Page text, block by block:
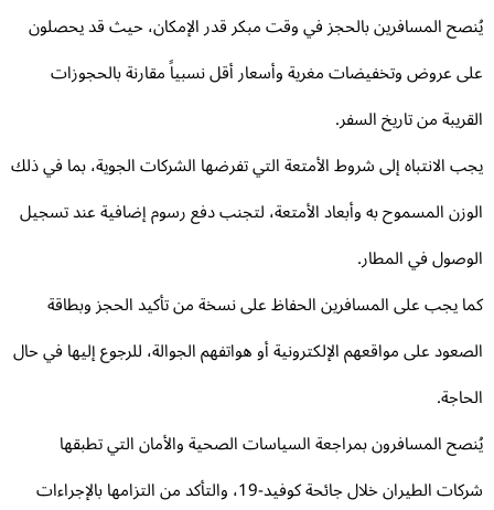
المسافرين بالحجز في وقت مبكر قدر الإمكان، حيث قد يحصلون
عروض وتخفيضات مغرية وأسعار أقل نسبياً مقارنة بالحجوزات
من تاريخ السفر.
الانتباه إلى شروط الأمتعة التي تفرضها الشركات الجوية، بما في ذلك
المسموح به وأبعاد الأمتعة، لتجنب دفع رسوم إضافية عند تسجيل
في المطار.
يجب على المسافرين الحفاظ على نسخة من تأكيد الحجز وبطاقة
على مواقعهم الإلكترونية أو هواتفهم الجوالة، للرجوع إليها في حال
المسافرون بمراجعة السياسات الصحية والأمان التي تطبقها
شركات الطيران خلال جائحة كوفيد-19، والتأكد من التزامها بالإجراءات